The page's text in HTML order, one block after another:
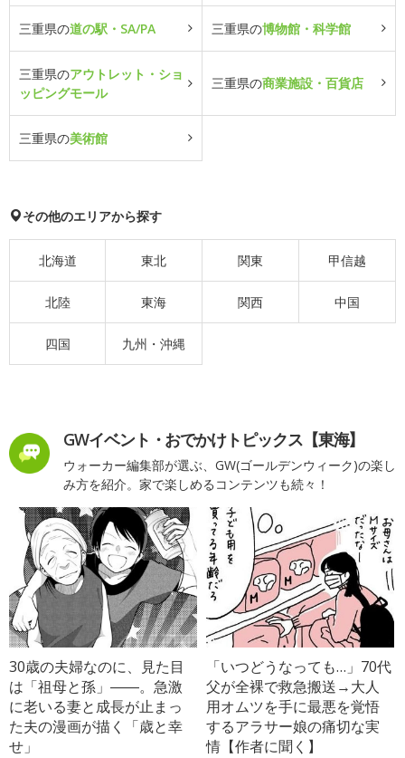
三重県の道の駅・SA/PA 三重県の博物館・科学館
三重県のアウトレット・ショ
ッピングモール
三重県の商業施設・百貨店
三重県の美術館
その他のエリアから探す
北海道 東北 関東 甲信越
北陸 東海 関西 中国
四国 九州・沖縄
GWイベント・おでかけトピックス【東海】
ウォーカー編集部が選ぶ、GW(ゴールデンウィーク)の楽し
み方を紹介。家で楽しめるコンテンツも続々！
30歳の夫婦なのに、見た目
は「祖母と孫」――。急激
に老いる妻と成長が止まっ
た夫の漫画が描く「歳と幸
せ」
「いつどうなっても…」70代
父が全裸で救急搬送→大人
用オムツを手に最悪を覚悟
するアラサー娘の痛切な実
情【作者に聞く】